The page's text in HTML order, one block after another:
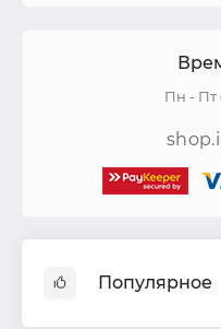
Пн - Пт
Популярное